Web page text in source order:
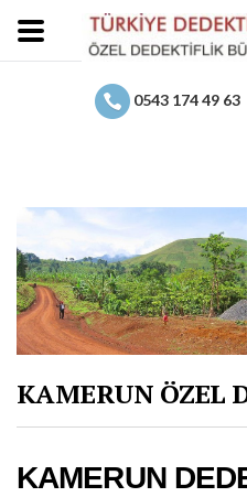
0543 174 49 63
KAMERUN ÖZEL
KAMERUN